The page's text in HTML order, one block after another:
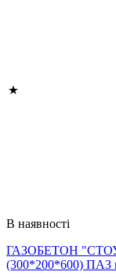
В наявності
ГАЗОБЕТОН
(300*200*600) ПАЗ